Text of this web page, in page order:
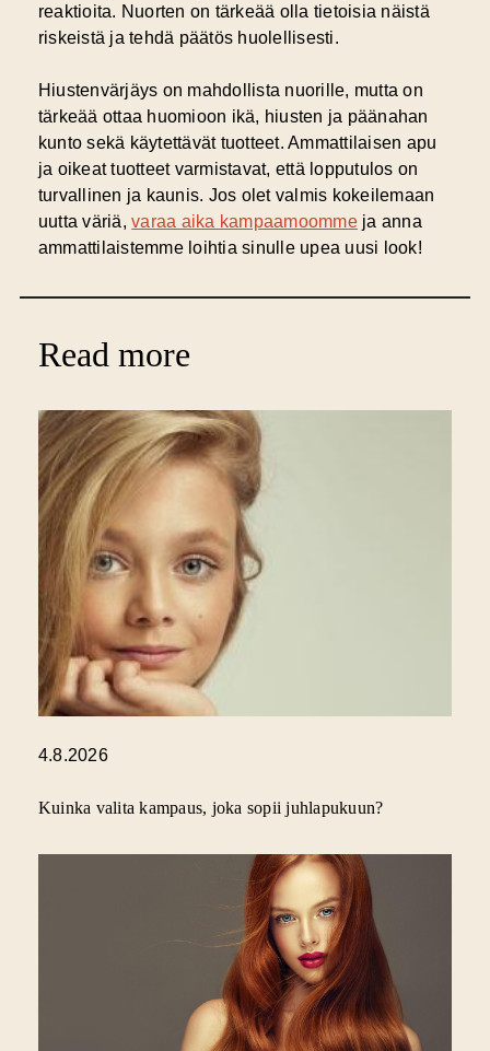
reaktioita. Nuorten on tärkeää olla tietoisia näistä
riskeistä ja tehdä päätös huolellisesti.
Hiustenvärjäys on mahdollista nuorille, mutta on
tärkeää ottaa huomioon ikä, hiusten ja päänahan
kunto sekä käytettävät tuotteet. Ammattilaisen apu
ja oikeat tuotteet varmistavat, että lopputulos on
turvallinen ja kaunis. Jos olet valmis kokeilemaan
uutta väriä,varaa aika kampaamoommeja anna
ammattilaistemme loihtia sinulle upea uusi look!
Read more
4.8.2026
Kuinka valita kampaus, joka sopii juhlapukuun?